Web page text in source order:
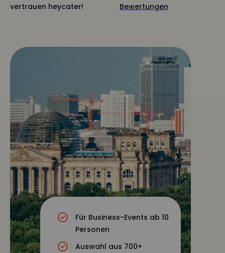
vertrauen heycater!
Bewertungen
Für Business-Events ab 10
Personen
Auswahl aus 700+